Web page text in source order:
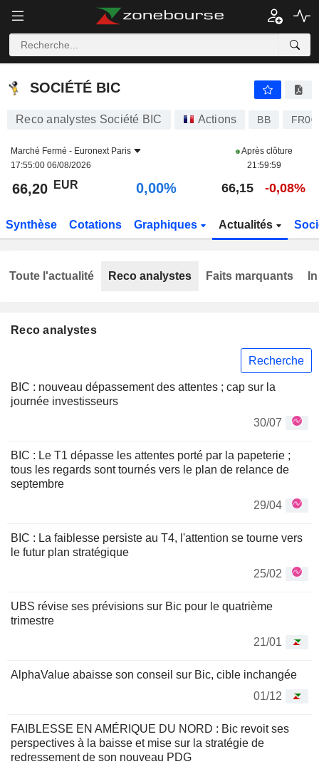
SOCIÉTÉ BIC
SOCIÉTÉ BIC
Reco analystes Société BIC Actions BB
Marché Fermé - Euronext Paris
17:55:00 06/08/2026
Après clôture
21:59:59
66,20 EUR 0,00% 66,15 -0,08%
Synthèse Cotations Graphiques Actualités
Reco analystes
Recherche
BIC : nouveau dépassement des attentes ; cap sur la
journée investisseurs
30/07
BIC : Le T1 dépasse les attentes porté par la papeterie ;
tous les regards sont tournés vers le plan de relance de
septembre
29/04
BIC : La faiblesse persiste au T4, l'attention se tourne vers
le futur plan stratégique
25/02
UBS révise ses prévisions sur Bic pour le quatrième
trimestre
21/01
AlphaValue abaisse son conseil sur Bic, cible inchangée
01/12
FAIBLESSE EN AMÉRIQUE DU NORD : Bic revoit ses
perspectives à la baisse et mise sur la stratégie de
redressement de son nouveau PDG
Toute l'actualité Reco analystes Faits marquants